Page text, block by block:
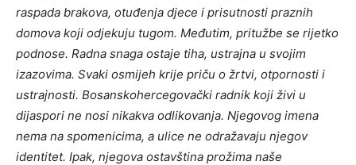
raspada brakova, otuđenja djece i prisutnosti praznih
domova koji odjekuju tugom. Međutim, pritužbe se rijetko
podnose. Radna snaga ostaje tiha, ustrajna u svojim
izazovima. Svaki osmijeh krije priču o žrtvi, otpornosti i
ustrajnosti. Bosanskohercegovački radnik koji živi u
dijaspori ne nosi nikakva odlikovanja. Njegovog imena
nema na spomenicima, a ulice ne odražavaju njegov
identitet. Ipak, njegova ostavština prožima naše